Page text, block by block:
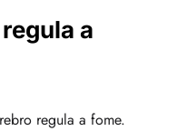
a
regula a fome.